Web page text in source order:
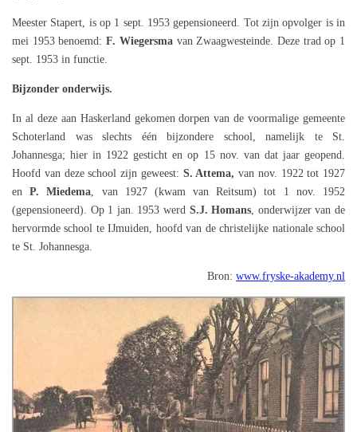
Meester Stapert, is op 1 sept. 1953 gepensioneerd. Tot zijn opvolger is in
mei 1953 benoemd:F. Wiegersmavan Zwaagwesteinde. Deze trad op 1
sept. 1953 in functie.
Bijzonder onderwijs.
In al deze aan Haskerland gekomen dorpen van de voormalige gemeente
Schoterland was slechts één bijzondere school, namelijk te St.
Johannesga; hier in 1922 gesticht en op 15 nov. van dat jaar geopend.
Hoofd van deze school zijn geweest: S. Attema, van nov. 1922 tot 1927
enP. Miedema , van 1927 (kwam van Reitsum) tot 1 nov. 1952
(gepensioneerd). Op 1 jan. 1953 werd S.J. Homans , onderwijzer van de
hervormde school te IJmuiden, hoofd van de christelijke nationale school
te St. Johannesga.
Bron: www.fryske-akademy.nl